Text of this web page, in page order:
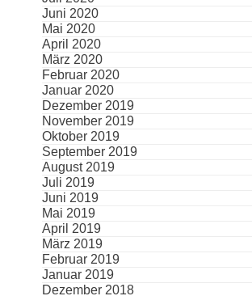
Juni 2020
Mai 2020
April 2020
März 2020
Februar 2020
Januar 2020
Dezember 2019
November 2019
Oktober 2019
September 2019
August 2019
Juli 2019
Juni 2019
Mai 2019
April 2019
März 2019
Februar 2019
Januar 2019
Dezember 2018